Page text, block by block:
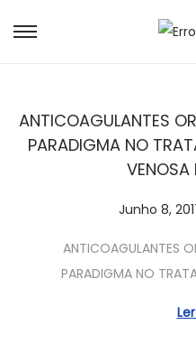
ANTICOAGULANTES
PARADIGMA NO
VENOSA
Posted on
Junho 8,
ANTICOAGULANTES
PARADIGMA NO